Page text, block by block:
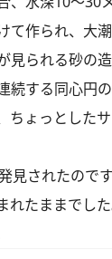
て作られ、大
見られる砂の
続する同心円
ちょっとした
見されたので
れたままでした